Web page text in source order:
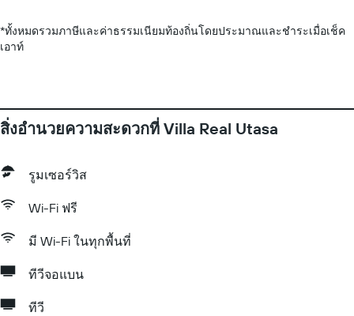
*ทั้งหมดรวมภาษีและค่าธรรมเนียมท้องถิ่นโดยประมาณและชำระเมื่อเช็ค
เอาท์
สิ่งอำนวยความสะดวกที่ Villa Real Utasa
รูมเซอร์วิส
Wi-Fi ฟรี
มี Wi-Fi ในทุกพื้นที่
ทีวีจอแบน
ทีวี